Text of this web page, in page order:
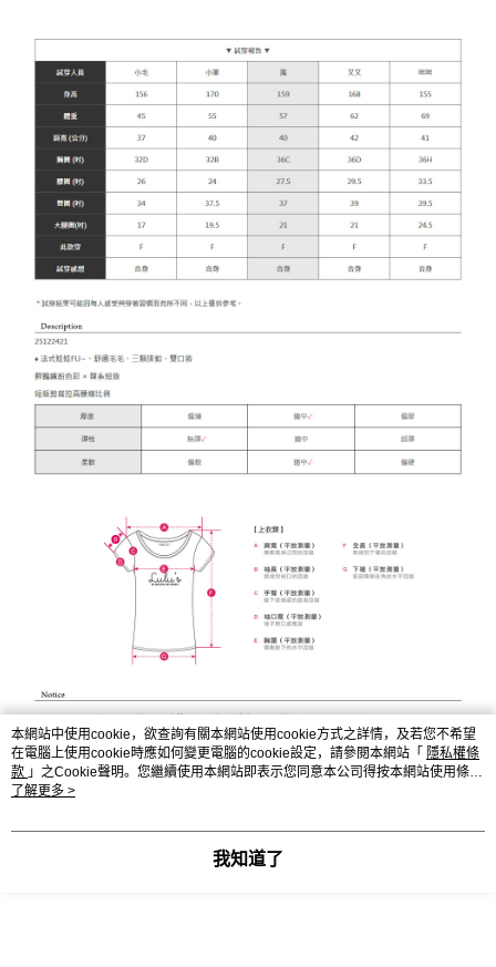
本網站中使用cookie，欲查詢有關本網站使用cookie方式之詳情，及若您不希望
在電腦上使用cookie時應如何變更電腦的cookie設定，請參閱本網站「 隱私權條
款 」之Cookie聲明。您繼續使用本網站即表示您同意本公司得按本網站使用條款
之Cookie聲明使用cookie。
了解更多 >
我知道了